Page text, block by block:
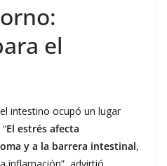
el
intestino ocupó un lugar
El estrés afecta
y a la barrera intestinal,